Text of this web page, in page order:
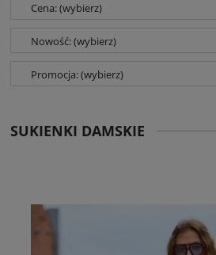
Cena: (wybierz)
Nowość: (wybierz)
Promocja: (wybierz)
SUKIENKI DAMSKIE